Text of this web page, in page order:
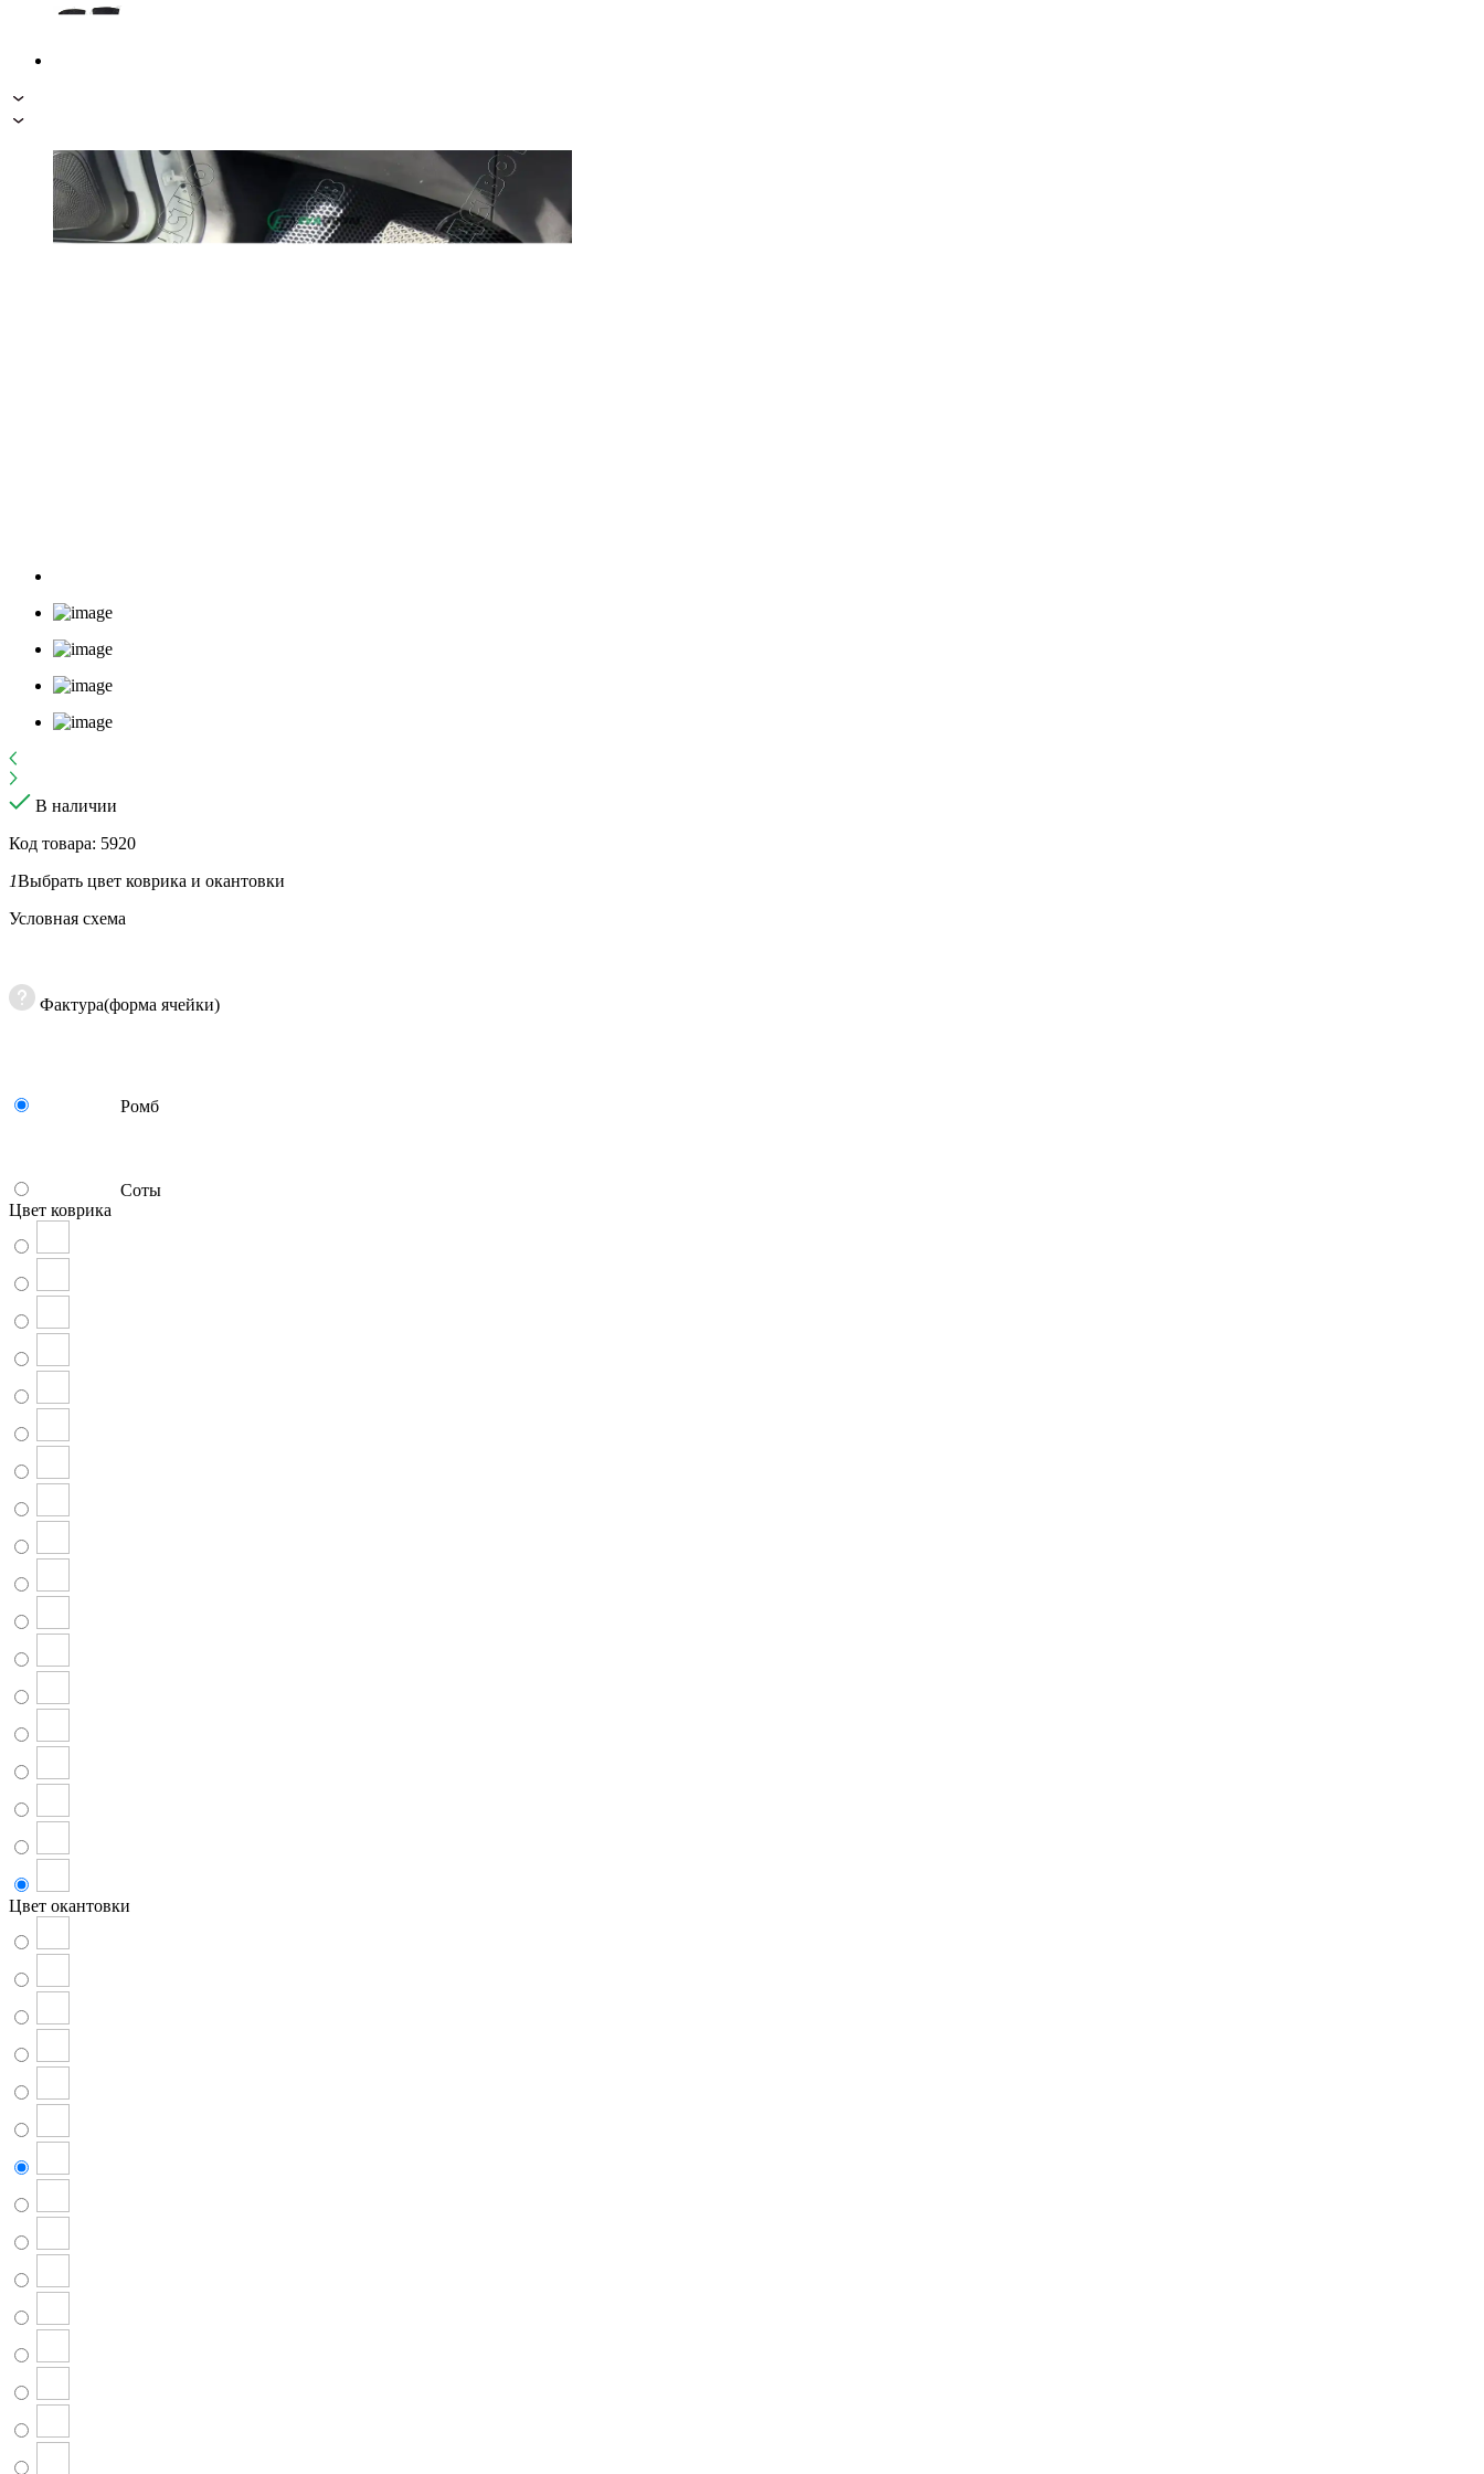
В наличии
Код товара: 5920
1Выбрать цвет коврика и окантовки
Условная схема
Фактура(форма ячейки)
Ромб
Соты
Цвет коврика
Цвет окантовки